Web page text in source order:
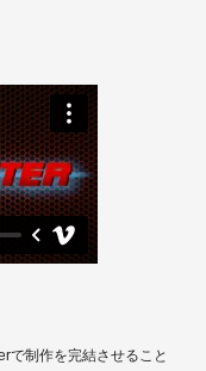
で制作を完結させること